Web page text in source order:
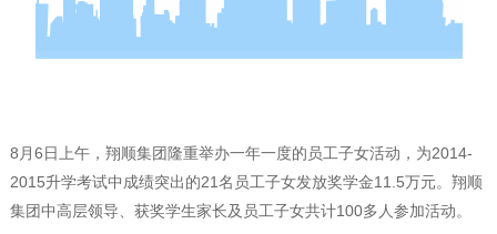
8月6日上午，翔顺集团隆重举办一年一度的员工子女活动，为2014-
2015升学考试中成绩突出的21名员工子女发放奖学金11.5万元。翔顺
集团中高层领导、获奖学生家长及员工子女共计100多人参加活动。